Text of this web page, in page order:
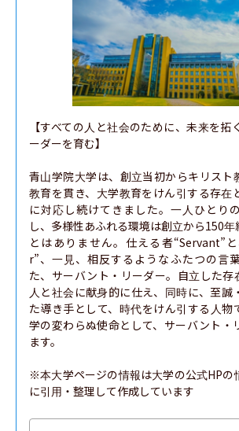
【すべての人と社会のために、未来を拓
ーダーを育む】
青山学院大学は、創立当初からキリスト
教育を貫き、大学教育をけん引する存在
に対応し続けてきました。一人ひとり
し、多様性あふれる環境は創立から150
とはありません。仕える者“Servant”
r”、一見、相反するようなふたつの言
た、サーバント・リーダー。自立した存
人と社会に献身的に仕え、同時に、至誠
た導き手として、時代をけん引する人物
学の変わらぬ使命として、サーバント・
ます。
※本大学ページの情報は大学の公式HPの
に引用・整理して作成しています